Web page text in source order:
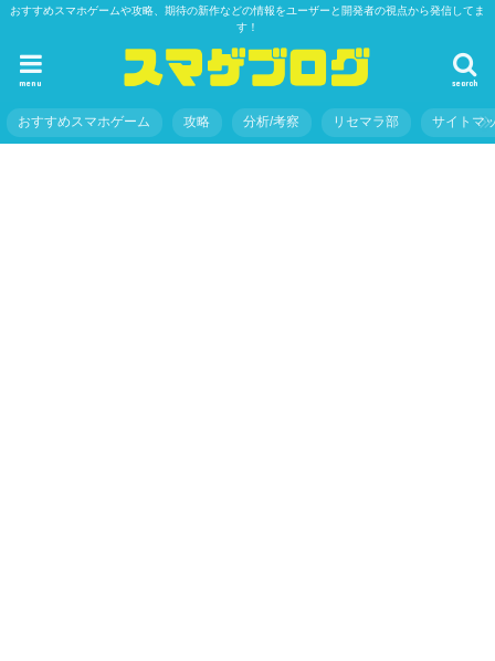
おすすめスマホゲームや攻略、期待の新作などの情報をユーザーと開発者の視点から発信してま
す！
search
menu
おすすめスマホゲーム 攻略 分析/考察 リセマラ部 サイトマ